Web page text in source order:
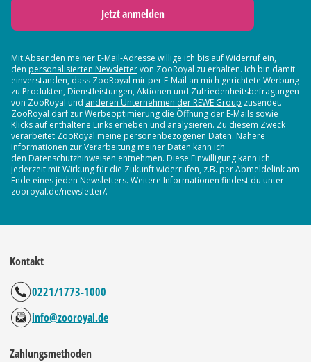
Jetzt anmelden
Mit Absenden meiner E-Mail-Adresse willige ich bis auf Widerruf ein,
den personalisierten Newslettervon ZooRoyal zu erhalten. Ich bin damit
einverstanden, dass ZooRoyal mir per E-Mail an mich gerichtete Werbung
zu Produkten, Dienstleistungen, Aktionen und Zufriedenheitsbefragungen
von ZooRoyal und anderen Unternehmen der REWE Group zusendet.
ZooRoyal darf zur Werbeoptimierung die Öffnung der E-Mails sowie
Klicks auf enthaltene Links erheben und analysieren. Zu diesem Zweck
verarbeitet ZooRoyal meine personenbezogenen Daten. Nähere
Informationen zur Verarbeitung meiner Daten kann ich
den Datenschutzhinweisen entnehmen. Diese Einwilligung kann ich
jederzeit mit Wirkung für die Zukunft widerrufen, z.B. per Abmeldelink am
Ende eines jeden Newsletters. Weitere Informationen findest du unter
zooroyal.de/newsletter/.
Kontakt
0221/1773-1000
info@zooroyal.de
Zahlungsmethoden